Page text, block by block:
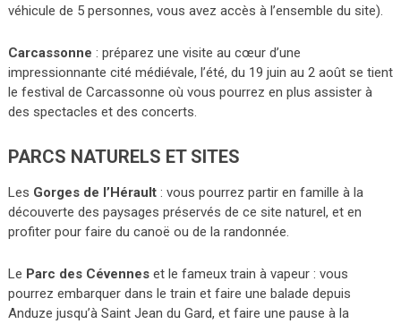
véhicule de 5 personnes, vous avez accès à l’ensemble du site).
Carcassonne : préparez une visite au cœur d’une
impressionnante cité médiévale, l’été, du 19 juin au 2 août se tient
le festival de Carcassonne où vous pourrez en plus assister à
des spectacles et des concerts.
PARCS NATURELS ET SITES
Les Gorges de l’Hérault: vous pourrez partir en famille à la
découverte des paysages préservés de ce site naturel, et en
profiter pour faire du canoë ou de la randonnée.
Le Parc des Cévenneset le fameux train à vapeur : vous
pourrez embarquer dans le train et faire une balade depuis
Anduze jusqu’à Saint Jean du Gard, et faire une pause à la